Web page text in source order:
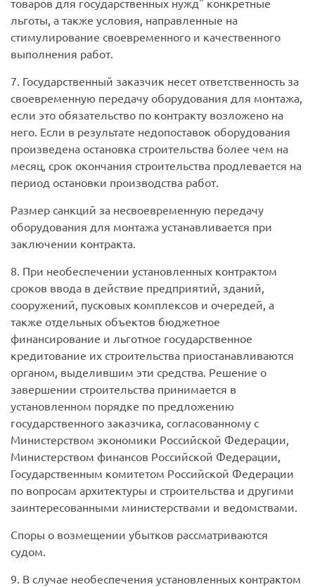
товаров для государственных нужд" конкретные
льготы, а также условия, направленные на
стимулирование своевременного и качественного
выполнения работ.
7. Государственный заказчик несет ответственность за
своевременную передачу оборудования для монтажа,
если это обязательство по контракту возложено на
него. Если в результате недопоставок оборудования
произведена остановка строительства более чем на
месяц, срок окончания строительства продлевается на
период остановки производства работ.
Размер санкций за несвоевременную передачу
оборудования для монтажа устанавливается при
заключении контракта.
8. При необеспечении установленных контрактом
сроков ввода в действие предприятий, зданий,
сооружений, пусковых комплексов и очередей, а
также отдельных объектов бюджетное
финансирование и льготное государственное
кредитование их строительства приостанавливаются
органом, выделившим эти средства. Решение о
завершении строительства принимается в
установленном порядке по предложению
государственного заказчика, согласованному с
Министерством экономики Российской Федерации,
Министерством финансов Российской Федерации,
Государственным комитетом Российской Федерации
по вопросам архитектуры и строительства и другими
заинтересованными министерствами и ведомствами.
Споры о возмещении убытков рассматриваются
судом.
9. В случае необеспечения установленных контрактом